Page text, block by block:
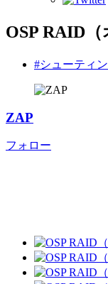
OSP RAID（
#シューティ
ZAP
フォロー